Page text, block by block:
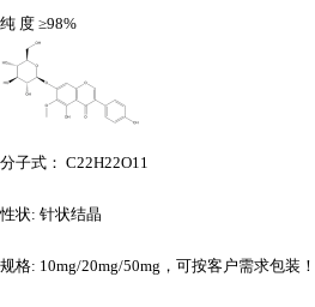
纯 度 ≥98%
分子式： C22H22O11
性状: 针状结晶
规格: 10mg/20mg/50mg，可按客户需求包装！